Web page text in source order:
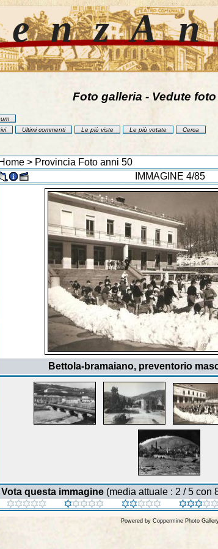
Foto galleria - Vedute
Ultimi commenti Le più viste Le più votate Cerca
Home> Provincia Foto anni 50
IMMAGINE 4/85
Bettola-bramaiano, preventorio
Vota questa immagine(media attuale : 2 / 5 con
Powered by Coppermine Photo